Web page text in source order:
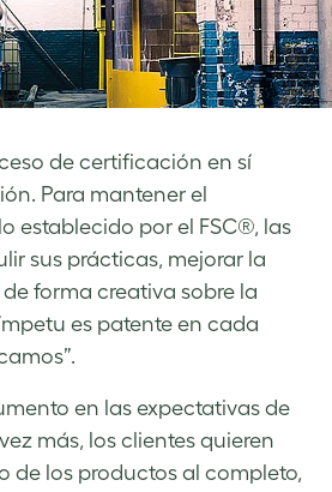
de certificación en sí
Para mantener el
establecido por el FSC®, las
sus prácticas, mejorar la
forma creativa sobre la
es patente en cada
en las expectativas de
más, los clientes quieren
de los productos al completo,